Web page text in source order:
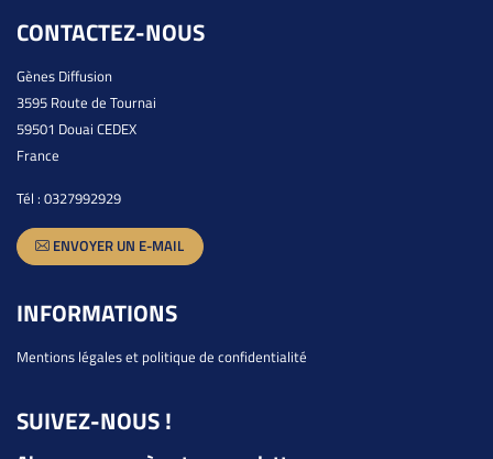
CONTACTEZ-NOUS
Gènes Diffusion
3595 Route de Tournai
59501 Douai CEDEX
France
Tél : 0327992929
ENVOYER UN E-MAIL
INFORMATIONS
Mentions légales et politique de confidentialité
SUIVEZ-NOUS !